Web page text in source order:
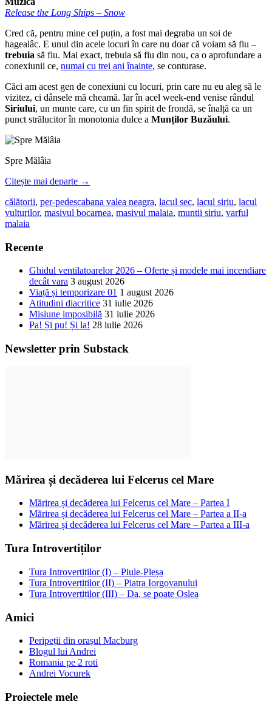
Release the Long Ships – Snow
Cred că, pentru mine cel puțin, a fost mai degraba un soi de
hagealâc. E unul din acele locuri în care nu doar că voiam să fiu –
trebuia să fiu. Mai exact, trebuia să fiu din nou, ca o aprofundare a
conexiunii ce, numai cu trei ani înainte, se conturase.
Căci am acest gen de conexiuni cu locuri, prin care nu eu aleg să le
vizitez, ci dânsele mă cheamă. Iar în acel week-end venise rândul
Siriului, un munte care, cu un fin spirit de frondă, se înalță ca un
punct strălucitor în monotonia dulce a Munților Buzăului.
Spre Mălâia
Citește mai departe →
călătorii, per-pedescabana valea neagra, lacul sec, lacul siriu, lacul
vulturilor, masivul bocarnea, masivul malaia, muntii siriu, varful
malaia
Recente
Ghidul ventilatoarelor 2026 – Oferte și modele mai incendiare
decât vara 3 august 2026
Viață și temporizare 01 1 august 2026
Atitudini diacritice 31 iulie 2026
Misiune imposibilă 31 iulie 2026
Pa! Și pu! Și la! 28 iulie 2026
Newsletter prin Substack
Mărirea și decăderea lui Felcerus cel Mare
Mărirea și decăderea lui Felcerus cel Mare – Partea I
Mărirea și decăderea lui Felcerus cel Mare – Partea a II-a
Mărirea și decăderea lui Felcerus cel Mare – Partea a III-a
Tura Introvertiților
Tura Introvertiților (I) – Piule-Pleșa
Tura Introvertiților (II) – Piatra Iorgovanului
Tura Introvertiților (III) – Da, se poate Oslea
Amici
Peripeții din orașul Macburg
Blogul lui Andrei
Romania pe 2 roti
Andrei Vocurek
Proiectele mele